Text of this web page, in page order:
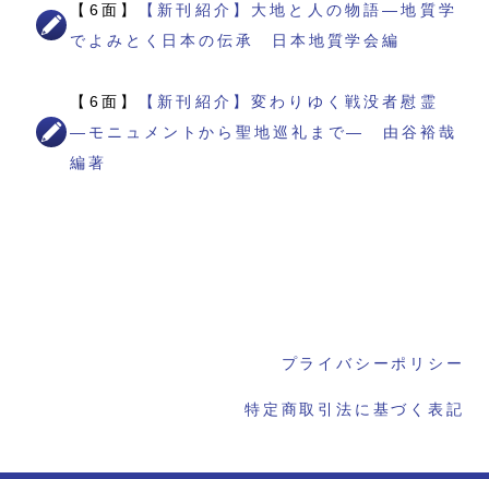
【6面】
【新刊紹介】大地と人の物語―地質学
でよみとく日本の伝承 日本地質学会編
【6面】
【新刊紹介】変わりゆく戦没者慰霊
―モニュメントから聖地巡礼まで― 由谷裕哉
編著
プライバシーポリシー
特定商取引法に基づく表記